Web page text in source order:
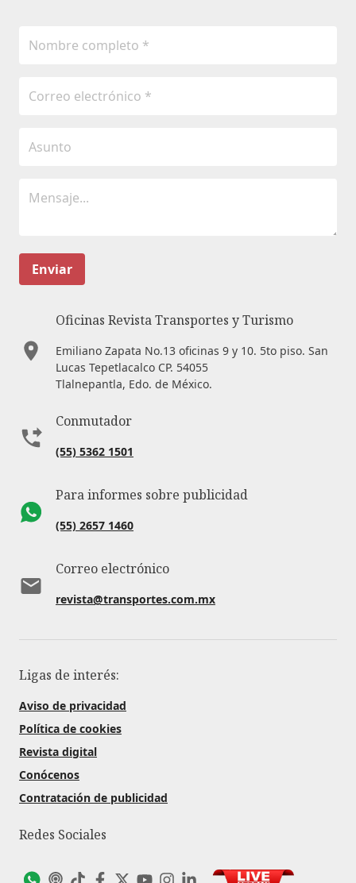
Enviar
Oficinas Revista Transportes y Turismo
Emiliano Zapata No.13 oficinas 9 y 10. 5to piso. San
Lucas Tepetlacalco CP. 54055
Tlalnepantla, Edo. de México.
Conmutador
(55) 5362 1501
Para informes sobre publicidad
(55) 2657 1460
Correo electrónico
revista@transportes.com.mx
Ligas de interés:
Aviso de privacidad
Política de cookies
Revista digital
Conócenos
Contratación de publicidad
Redes Sociales